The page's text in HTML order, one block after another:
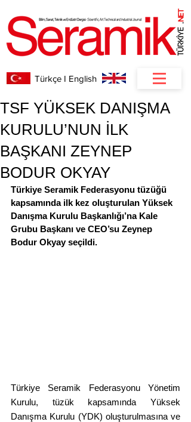
.
NET
Türkçe I English
TSF YÜKSEK DANIŞMA
KURULU’NUN İLK
BAŞKANI ZEYNEP
BODUR OKYAY
Türkiye Seramik Federasyonu tüzüğü
kapsamında ilk kez oluşturulan Yüksek
Danışma Kurulu Başkanlığı’na Kale
Grubu Başkanı ve CEO’su Zeynep
Bodur Okyay seçildi.
Türkiye Seramik Federasyonu Yönetim
Kurulu, tüzük kapsamında Yüksek
Danışma Kurulu (YDK) oluşturulmasına ve